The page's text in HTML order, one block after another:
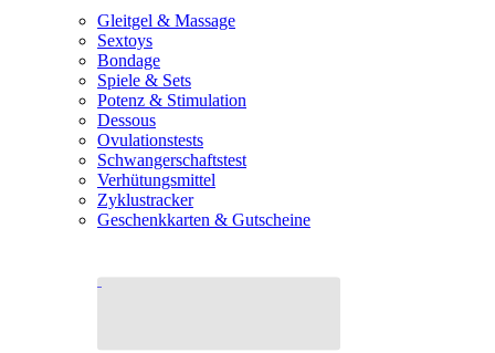
Gleitgel & Massage
Sextoys
Bondage
Spiele & Sets
Potenz & Stimulation
Dessous
Ovulationstests
Schwangerschaftstest
Verhütungsmittel
Zyklustracker
Geschenkkarten & Gutscheine